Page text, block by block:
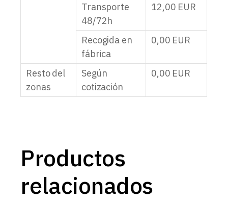
Transporte
48/72h
12,00 EUR
Recogida en
fábrica
0,00 EUR
Resto del
zonas
Según
cotización
0,00 EUR
Productos
relacionados